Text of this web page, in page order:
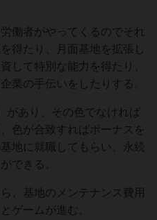
働者がやってくるのでそれ
得たり、月面基地を拡張し
して特別な能力を得たり、
業の手伝いをしたりする。
があり、その色でなければ
色が合致すればボーナスを
地に就職してもらい、永続
できる。
、基地のメンテナンス費用
ゲームが進む。